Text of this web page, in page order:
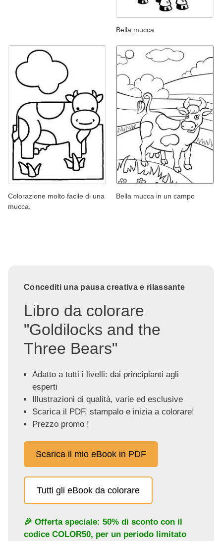
Bella mucca
Colorazione molto facile di una
mucca.
Bella mucca in un campo
Concediti una pausa creativa e rilassante
Libro da colorare
"Goldilocks and the
Three Bears"
Adatto a tutti i livelli: dai principianti agli
esperti
Illustrazioni di qualità, varie ed esclusive
Scarica il PDF, stampalo e inizia a colorare!
Prezzo promo !
Scarica il mio eBook in PDF
Tutti gli eBook da colorare
🎉 Offerta speciale: 50% di sconto con il
codice COLOR50, per un periodo limitato